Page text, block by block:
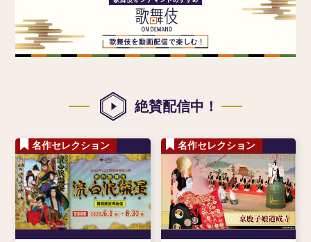
絶賛配信中！
名作セレクション 名作セレクション